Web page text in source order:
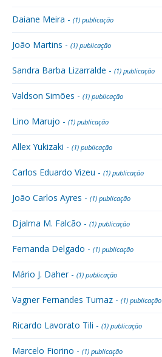
Daiane Meira - (1) publicação
João Martins - (1) publicação
Sandra Barba Lizarralde - (1) publicação
Valdson Simões - (1) publicação
Lino Marujo - (1) publicação
Allex Yukizaki - (1) publicação
Carlos Eduardo Vizeu - (1) publicação
João Carlos Ayres - (1) publicação
Djalma M. Falcão - (1) publicação
Fernanda Delgado - (1) publicação
Mário J. Daher - (1) publicação
Vagner Fernandes Tumaz - (1) publicação
Ricardo Lavorato Tili - (1) publicação
Marcelo Fiorino - (1) publicação